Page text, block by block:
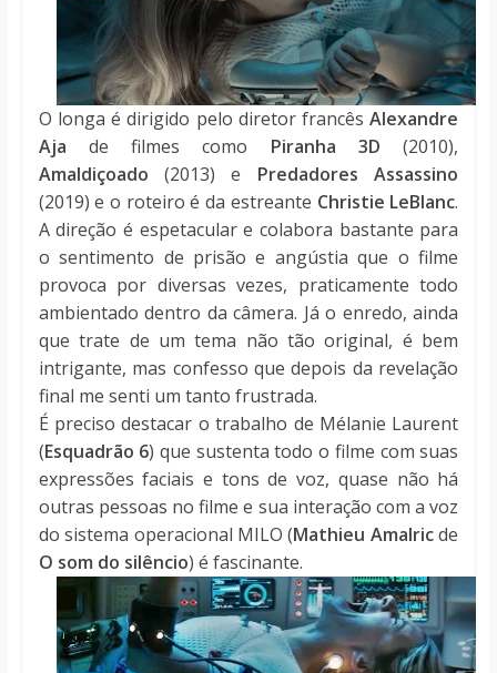
O longa é dirigido pelo diretor francêsAlexandre
Aja de filmes como Piranha 3D (2010),
Amaldiçoado (2013) e Predadores Assassino
(2019) e o roteiro é da estreante Christie LeBlanc.
A direção é espetacular e colabora bastante para
o sentimento de prisão e angústia que o filme
provoca por diversas vezes, praticamente todo
ambientado dentro da câmera. Já o enredo, ainda
que trate de um tema não tão original, é bem
intrigante, mas confesso que depois da revelação
final me senti um tanto frustrada.
É preciso destacar o trabalho de Mélanie Laurent
(Esquadrão 6) que sustenta todo o filme com suas
expressões faciais e tons de voz, quase não há
outras pessoas no filme e sua interação com a voz
do sistema operacional MILO (Mathieu Amalricde
O som do silêncio) é fascinante.